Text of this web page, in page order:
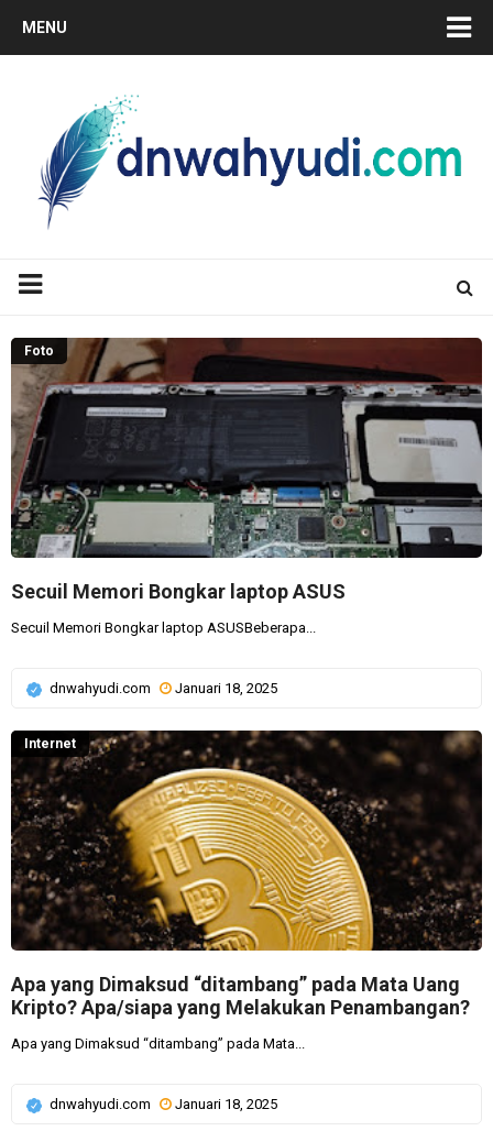
MENU
Secuil Memori Bongkar laptop ASUS
Foto
Secuil Memori Bongkar laptop ASUSBeberapa...
dnwahyudi.com Januari 18, 2025
Apa yang Dimaksud “ditambang” pada Mata Uang
Kripto? Apa/siapa yang Melakukan Penambangan?
Internet
Apa yang Dimaksud “ditambang” pada Mata...
dnwahyudi.com Januari 18, 2025